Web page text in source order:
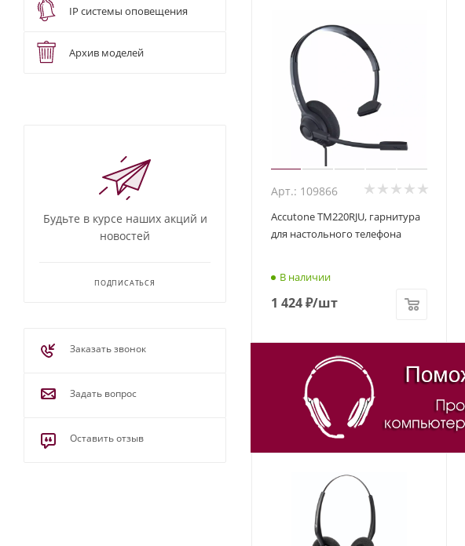
Арт.: 109866
Accutone TM220RJU, гарнитура
для настольного телефона
В наличии
1 424₽/шт
IP системы оповещения
Архив моделей
Будьте в курсе наших акций и
новостей
ПОДПИСАТЬСЯ
Заказать звонок
Задать вопрос
Оставить отзыв